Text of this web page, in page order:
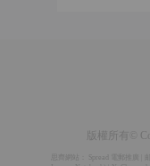
版權所有©
Spread 電郵推廣